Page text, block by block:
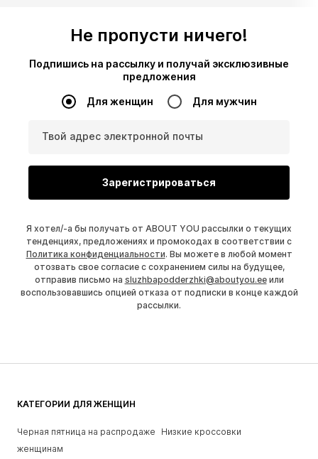
Не пропусти ничего!
Подпишись на рассылку и получай эксклюзивные
предложения
Для женщин Для мужчин
Твой адрес электронной почты
Зарегистрироваться
Я хотел/-а бы получать от ABOUT YOU рассылки о текущих
тенденциях, предложениях и промокодах в соответствии с
Политика конфиденциальности. Вы можете в любой момент
отозвать свое согласие с сохранением силы на будущее,
отправив письмо на sluzhbapodderzhki@aboutyou.eeили
воспользовавшись опцией отказа от подписки в конце каждой
рассылки.
КАТЕГОРИИ ДЛЯ ЖЕНЩИН
Черная пятница на распродаже
женщинам
Низкие кроссовки